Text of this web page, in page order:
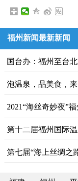
福州新闻最新新闻
国台办：福州至台
泡温泉，品美食，
2021“海丝奇妙夜”
第十二届福州国际
第七届“海上丝绸之